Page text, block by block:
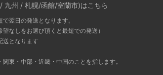
九州 / 札幌/函館/室蘭市)はこちら
で翌日の発送となります。
望なしをお選び頂くと最短での発送）
送となります
関東・中部・近畿・中国のことを指します。